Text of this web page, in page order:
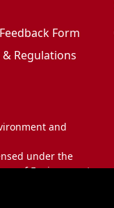
Form
Regulations
and
under the
of Environment